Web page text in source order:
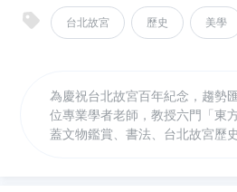
台北故宮 歷史 美學
為慶祝台北故宮百年紀念，趨勢
位專業學者老師，教授六門「東
蓋文物鑑賞、書法、台北故宮歷